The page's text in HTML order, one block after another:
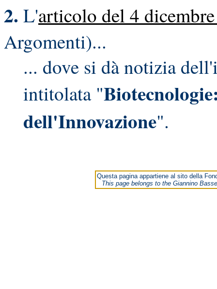
2. L'articolo del 4
Argomenti)...
... dove si dà notizia
intitolata "
dell'Innovazione".
Questa pagina appartiene al sito della
This page belongs to the Giannino